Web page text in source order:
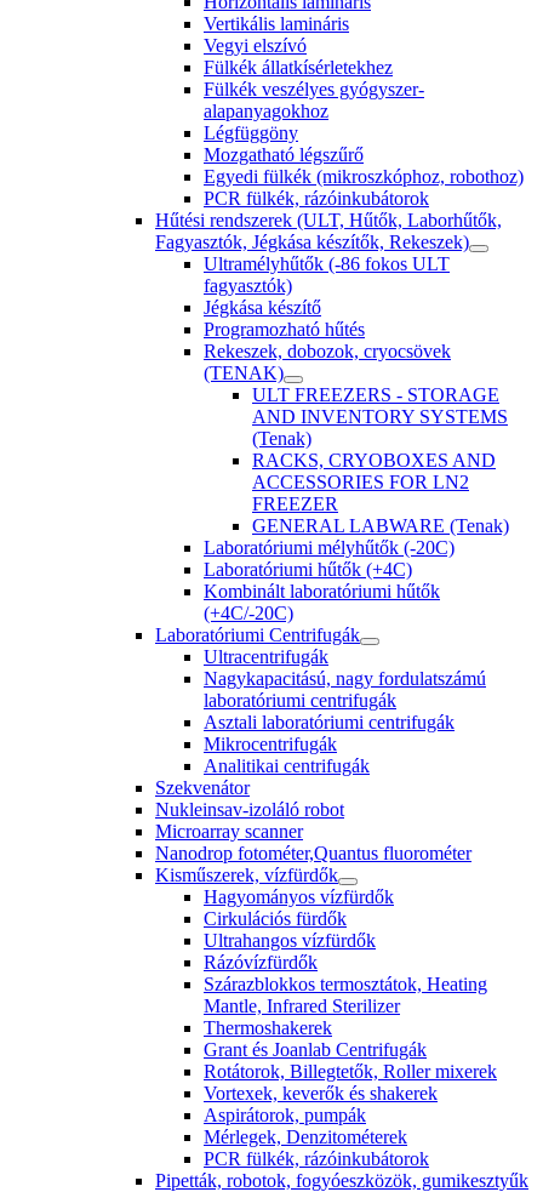
Vertikális lamináris
Vegyi elszívó
Fülkék állatkísérletekhez
Fülkék veszélyes gyógyszer-
alapanyagokhoz
Légfüggöny
Mozgatható légszűrő
Egyedi fülkék (mikroszkóphoz, robothoz)
PCR fülkék, rázóinkubátorok
Hűtési rendszerek (ULT, Hűtők, Laborhűtők,
Fagyasztók, Jégkása készítők, Rekeszek)
Ultramélyhűtők (-86 fokos ULT
fagyasztók)
Jégkása készítő
Programozható hűtés
Rekeszek, dobozok, cryocsövek
(TENAK)
ULT FREEZERS - STORAGE
AND INVENTORY SYSTEMS
(Tenak)
RACKS, CRYOBOXES AND
ACCESSORIES FOR LN2
FREEZER
GENERAL LABWARE (Tenak)
Laboratóriumi mélyhűtők (-20C)
Laboratóriumi hűtők (+4C)
Kombinált laboratóriumi hűtők
(+4C/-20C)
Laboratóriumi Centrifugák
Ultracentrifugák
Nagykapacitású, nagy fordulatszámú
laboratóriumi centrifugák
Asztali laboratóriumi centrifugák
Mikrocentrifugák
Analitikai centrifugák
Szekvenátor
Nukleinsav-izoláló robot
Microarray scanner
Nanodrop fotométer,Quantus fluorométer
Kisműszerek, vízfürdők
Hagyományos vízfürdők
Cirkulációs fürdők
Ultrahangos vízfürdők
Rázóvízfürdők
Szárazblokkos termosztátok, Heating
Mantle, Infrared Sterilizer
Thermoshakerek
Grant és Joanlab Centrifugák
Rotátorok, Billegtetők, Roller mixerek
Vortexek, keverők és shakerek
Aspirátorok, pumpák
Mérlegek, Denzitométerek
PCR fülkék, rázóinkubátorok
Pipetták, robotok, fogyóeszközök, gumikesztyűk